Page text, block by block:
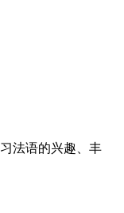
法语的兴趣、丰